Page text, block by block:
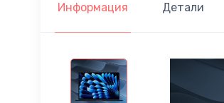
Информация Детали